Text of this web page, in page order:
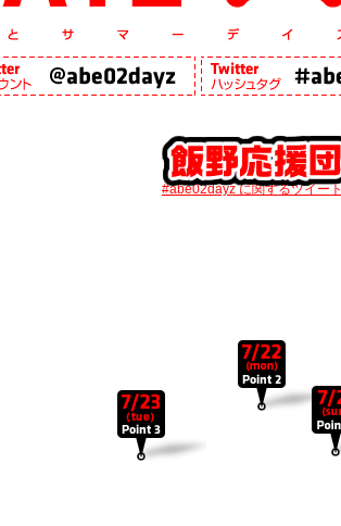
#abe02dayz に関するツイート